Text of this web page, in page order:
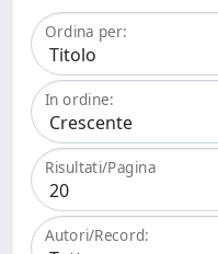
Ordina per:
In ordine:
Risultati/Pagina
Autori/Record: